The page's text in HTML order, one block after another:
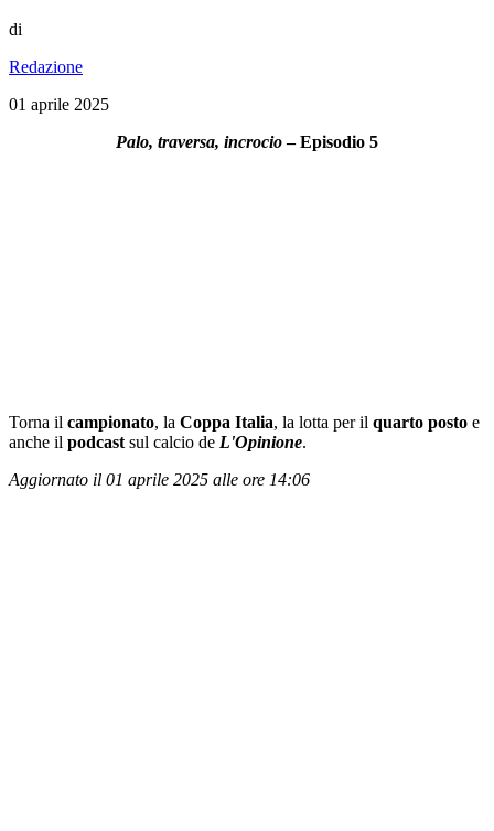
di
Redazione
01 aprile 2025
Palo, traversa, incrocio– Episodio 5
Torna il campionato, la Coppa Italia, la lotta per il quarto posto e
anche il podcast sul calcio de L'Opinione.
Aggiornato il 01 aprile 2025 alle ore 14:06